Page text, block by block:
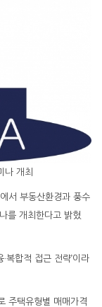
나 개최
서 부동산환경과 풍수
를 개최한다고 밝혔
복합적 접근 전략’이라
주택유형별 매매가격